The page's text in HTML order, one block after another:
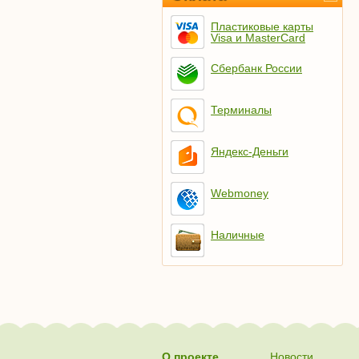
Пластиковые карты
Visa и MasterCard
Сбербанк России
Терминалы
Яндекс-Деньги
Webmoney
Наличные